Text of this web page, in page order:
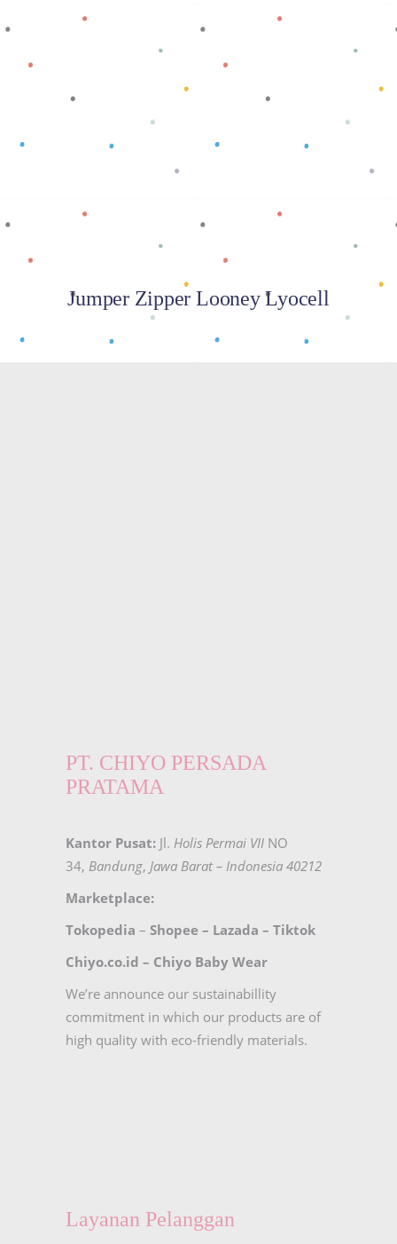
Jumper Zipper Looney Lyocell
PT. CHIYO PERSADA
PRATAMA
Kantor Pusat: Jl. Holis Permai VII NO
34, Bandung, Jawa Barat – Indonesia 40212
Marketplace:
Tokopedia – Shopee – Lazada – Tiktok
Chiyo.co.id – Chiyo Baby Wear
We’re announce our sustainabillity
commitment in which our products are of
high quality with eco-friendly materials.
Layanan Pelanggan